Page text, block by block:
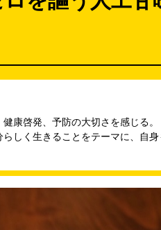
康啓発、予防の大切さを感じる。
しく生きることをテーマに、自